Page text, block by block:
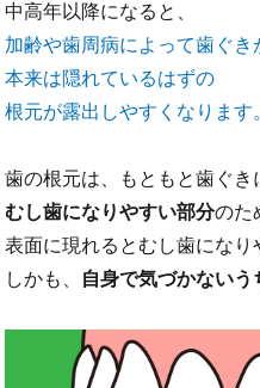
中高年以降になると、
加齢や歯周病によって歯ぐき
本来は隠れているはずの
根元が露出しやすくなります
歯の根元は、もともと歯ぐき
むし歯になりやすい部分のた
表面に現れるとむし歯になり
しかも、 自身で気づかないう